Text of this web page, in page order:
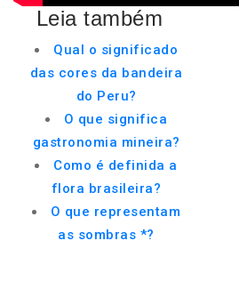
Leia também
Qual o significado
das cores da bandeira
do Peru?
O que significa
gastronomia mineira?
Como é definida a
flora brasileira?
O que representam
as sombras *?